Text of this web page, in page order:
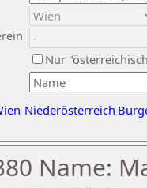
Nur
Niederösterreich
Name: